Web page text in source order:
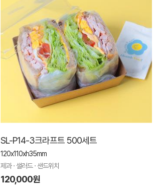
SL-P14-3크라프트 500세트
120x110xh35mm
제과 · 샐러드 · 샌드위치
120,000원